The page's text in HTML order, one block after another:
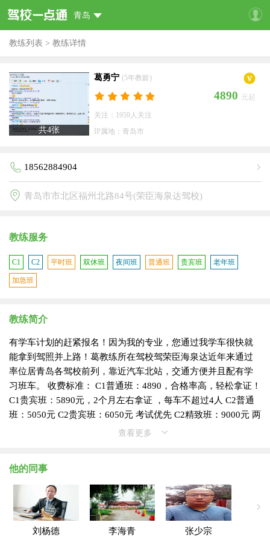
青岛
教练列表 > 教练详情
共4张
葛勇宁 (5年教龄)
4890 元起
关注：1959人关注
IP属地：青岛市
18562884904
青岛市市北区福州北路84号(荣臣海泉达驾校)
教练服务
C1 C2 平时班 双休班 夜间班 普通班 贵宾班 老年班
加急班
教练简介
有学车计划的赶紧报名！因为我的专业，您通过我学车很快就
能拿到驾照并上路！葛教练所在驾校驾荣臣海泉达近年来通过
率位居青岛各驾校前列，靠近汽车北站，交通方便并且配有学
习班车。 收费标准： C1普通班：4890，合格率高，轻松拿证！
C1贵宾班：5890元，2个月左右拿证 ，每车不超过4人 C2普通
班：5050元 C2贵宾班：6050元 考试优先 C2精致班：9000元 两
人一车，优先学车，节约时间 C2私人定制班：12000元 单人单
查看更多
他的同事
刘杨德 李海青 张少宗